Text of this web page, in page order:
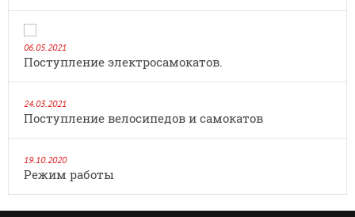
06.05.2021
Поступление электросамокатов.
24.03.2021
Поступление велосипедов и самокатов
19.10.2020
Режим работы